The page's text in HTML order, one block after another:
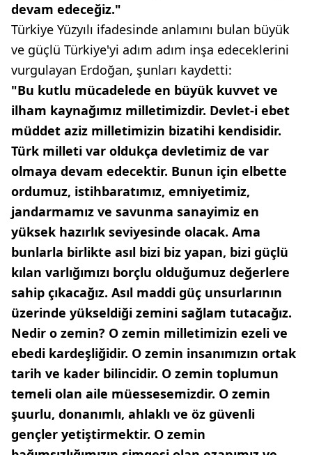
devam edeceğiz."
Türkiye Yüzyılı ifadesinde anlamını bulan büyük
ve güçlü Türkiye'yi adım adım inşa edeceklerini
vurgulayan Erdoğan, şunları kaydetti:
"Bu kutlu mücadelede en büyük kuvvet ve
ilham kaynağımız milletimizdir. Devlet-i ebet
müddet aziz milletimizin bizatihi kendisidir.
Türk milleti var oldukça devletimiz de var
olmaya devam edecektir. Bunun için elbette
ordumuz, istihbaratımız, emniyetimiz,
jandarmamız ve savunma sanayimiz en
yüksek hazırlık seviyesinde olacak. Ama
bunlarla birlikte asıl bizi biz yapan, bizi güçlü
kılan varlığımızı borçlu olduğumuz değerlere
sahip çıkacağız. Asıl maddi güç unsurlarının
üzerinde yükseldiği zemini sağlam tutacağız.
Nedir o zemin? O zemin milletimizin ezeli ve
ebedi kardeşliğidir. O zemin insanımızın ortak
tarih ve kader bilincidir. O zemin toplumun
temeli olan aile müessesemizdir. O zemin
şuurlu, donanımlı, ahlaklı ve öz güvenli
gençler yetiştirmektir. O zemin